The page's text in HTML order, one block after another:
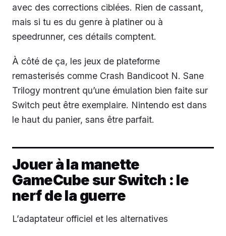
avec des corrections ciblées. Rien de cassant,
mais si tu es du genre à platiner ou à
speedrunner, ces détails comptent.
À côté de ça, les jeux de plateforme
remasterisés comme Crash Bandicoot N. Sane
Trilogy montrent qu’une émulation bien faite sur
Switch peut être exemplaire. Nintendo est dans
le haut du panier, sans être parfait.
Jouer à la manette
GameCube sur Switch : le
nerf de la guerre
L’adaptateur officiel et les alternatives